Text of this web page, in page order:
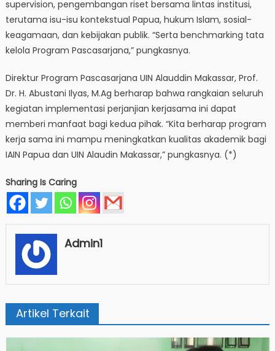
supervision, pengembangan riset bersama lintas institusi,
terutama isu-isu kontekstual Papua, hukum Islam, sosial-
keagamaan, dan kebijakan publik. “Serta benchmarking tata
kelola Program Pascasarjana,” pungkasnya.
Direktur Program Pascasarjana UIN Alauddin Makassar, Prof.
Dr. H. Abustani Ilyas, M.Ag berharap bahwa rangkaian seluruh
kegiatan implementasi perjanjian kerjasama ini dapat
memberi manfaat bagi kedua pihak. “Kita berharap program
kerja sama ini mampu meningkatkan kualitas akademik bagi
IAIN Papua dan UIN Alaudin Makassar,” pungkasnya. (*)
Sharing Is Caring
Admin1
Artikel Terkait